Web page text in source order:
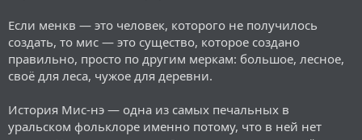
Если менкв — это человек, которого не получилось
создать, то мис — это существо, которое создано
правильно, просто по другим меркам: большое, лесное,
своё для леса, чужое для деревни.
История Мис-нэ — одна из самых печальных в
уральском фольклоре именно потому, что в ней нет